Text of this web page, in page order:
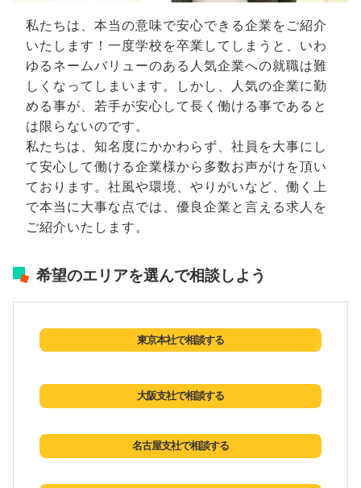
私たちは、本当の意味で安心できる企業をご紹介
いたします！一度学校を卒業してしまうと、いわ
ゆるネームバリューのある人気企業への就職は難
しくなってしまいます。しかし、人気の企業に勤
める事が、若手が安心して長く働ける事であると
は限らないのです。
私たちは、知名度にかかわらず、社員を大事にし
て安心して働ける企業様から多数お声がけを頂い
ております。社風や環境、やりがいなど、働く上
で本当に大事な点では、優良企業と言える求人を
ご紹介いたします。
希望のエリアを選んで相談しよう
東京本社で相談する
大阪支社で相談する
名古屋支社で相談する